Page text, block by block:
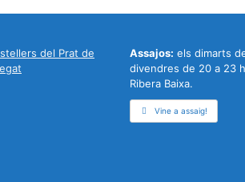
Assajos: els dimarts
divendres de 20 a 23
Ribera Baixa.
Vine a assaig!